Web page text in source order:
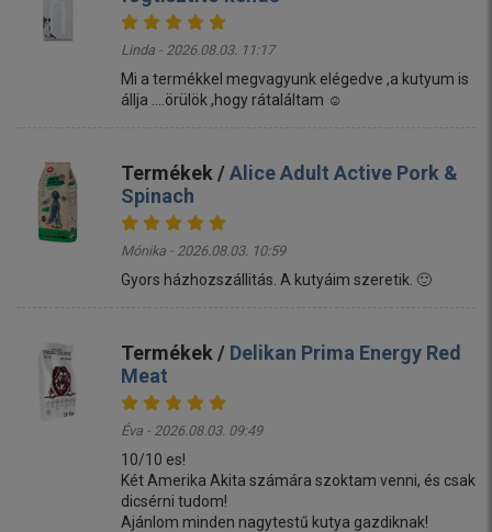
Linda - 2026.08.03. 11:17
Mi a termékkel megvagyunk elégedve ,a kutyum is
állja ....örülök ,hogy rátaláltam ☺️
Termékek /Alice Adult Active Pork &
Spinach
Mónika - 2026.08.03. 10:59
Gyors házhozszállitás. A kutyáim szeretik. 🙂
Termékek / Delikan Prima Energy Red
Meat
Éva - 2026.08.03. 09:49
10/10 es!
Két Amerika Akita számára szoktam venni, és csak
dicsérni tudom!
Ajánlom minden nagytestű kutya gazdiknak!